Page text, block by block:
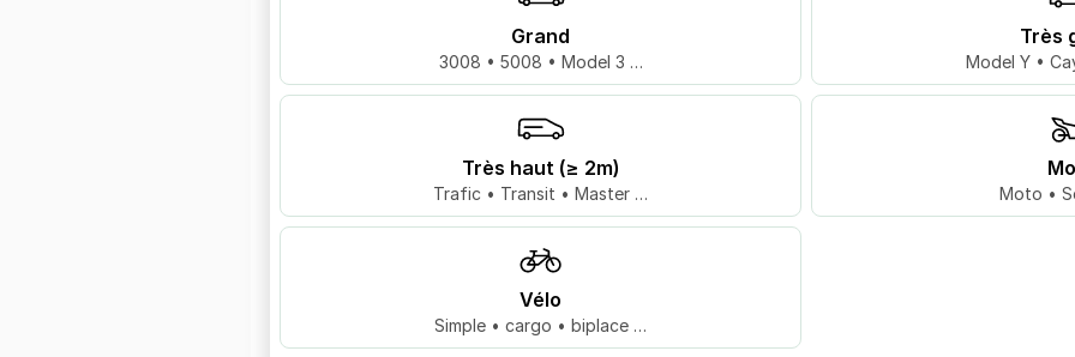
Grand
3008 • 5008 • Model 3 …
Très
Model Y •
Très haut (≥ 2m)
Trafic • Transit • Master … Moto •
Vélo
Simple • cargo • biplace …